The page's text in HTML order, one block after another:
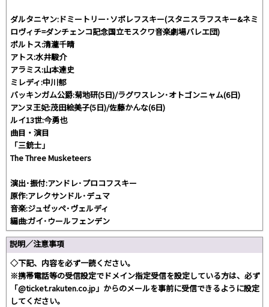
ダルタニヤン:ドミートリー･ソボレフスキー(スタニスラフスキー&ネミ
ロヴィチ=ダンチェンコ記念国立モスクワ音楽劇場バレエ団)
ポルトス:清瀧千晴
アトス:水井駿介
アラミス:山本達史
ミレディ:中川郁
バッキンガム公爵:菊地研(5日)/ラグワスレン･オトゴンニャム(6日)
アンヌ王妃:茂田絵美子(5日)/佐藤かんな(6日)
ルイ13世:今勇也
曲目・演目
「三銃士」
The Three Musketeers
演出･振付:アンドレ･プロコフスキー
原作:アレクサンドル･デュマ
音楽:ジュゼッペ･ヴェルディ
編曲:ガイ･ウールフェンデン
説明／注意事項
◇下記、内容を必ず一読ください。
※携帯電話等の受信設定でドメイン指定受信を設定している方は、必ず
「@ticket.rakuten.co.jp」からのメールを事前に受信できるように設定
してください。